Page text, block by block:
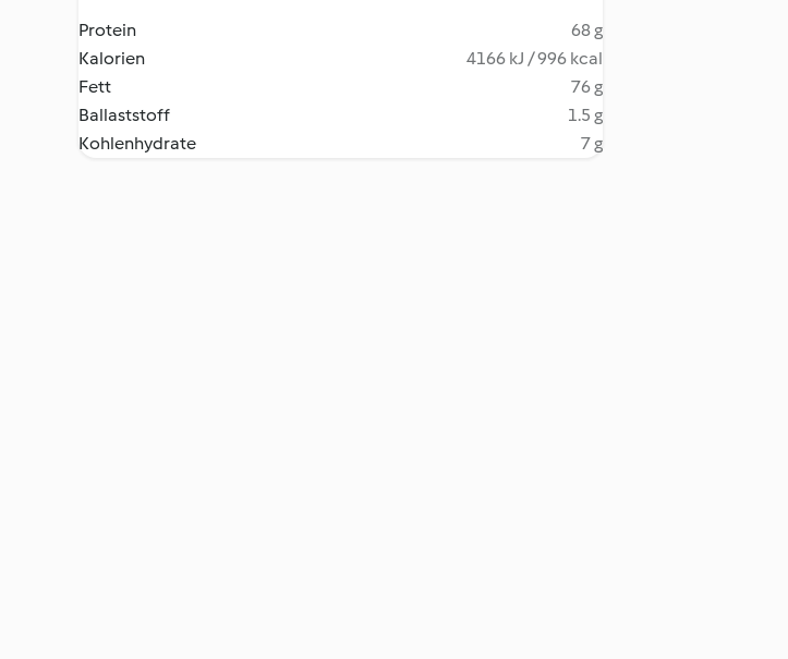
Protein
68 g
Kalorien
4166 kJ / 996 kcal
Fett
76 g
Ballaststoff
1.5 g
Kohlenhydrate
7 g